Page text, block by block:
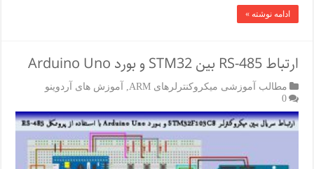
ادامه نوشته »
ارتباط RS-485 بین STM32 و بورد Arduino Uno
مطالب آموزشی میکروکنترلرهای ARM
آموزش های آردوینو
0